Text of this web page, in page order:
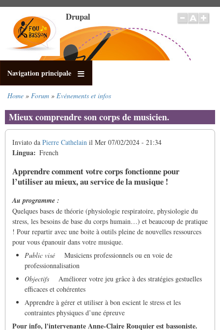
contenuto
principale
Drupal
Navigation principale
di
pane
Home Forum Evénements et infos
Mieux comprendre son corps de musicien.
Inviato da Pierre Cathelain il Mer 07/02/2024 - 21:34
Lingua French
Apprendre comment votre corps fonctionne pour
l’utiliser au mieux, au service de la musique !
Au programme :
Quelques bases de théorie (physiologie respiratoire, physiologie du
stress, les besoins de base du corps humain…) et beaucoup de pratique
! Pour repartir avec une boite à outils pleine de nouvelles ressources
pour vous épanouir dans votre musique.
Public visé
Musiciens professionnels ou en voie de
professionnalisation
Objectifs Améliorer votre jeu grâce à des stratégies gestuelles
efficaces et cohérentes
Apprendre à gérer et utiliser à bon escient le stress et les
contraintes physiques d’une épreuve
Pour info, l'intervenante Anne-Claire Rouquier est bassoniste.